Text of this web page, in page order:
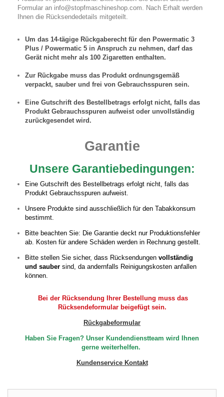
Formular an info@stopfmaschineshop.com. Nach Erhalt werden
Ihnen die Rücksendedetails mitgeteilt.
Um das 14-tägige Rückgaberecht für den Powermatic 3
Plus / Powermatic 5 in Anspruch zu nehmen, darf das
Gerät nicht mehr als 100 Zigaretten enthalten.
Zur Rückgabe muss das Produkt ordnungsgemäß
verpackt, sauber und frei von Gebrauchsspuren sein.
Eine Gutschrift des Bestellbetrags erfolgt nicht, falls das
Produkt Gebrauchsspuren aufweist oder unvollständig
zurückgesendet wird.
Garantie
Unsere Garantiebedingungen:
Eine Gutschrift des Bestellbetrags erfolgt nicht, falls das
Produkt Gebrauchsspuren aufweist.
Unsere Produkte sind ausschließlich für den Tabakkonsum
bestimmt.
Bitte beachten Sie: Die Garantie deckt nur Produktionsfehler
ab. Kosten für andere Schäden werden in Rechnung gestellt.
Bitte stellen Sie sicher, dass Rücksendungen vollständig
und sauber sind, da andernfalls Reinigungskosten anfallen
können.
Bei der Rücksendung Ihrer Bestellung muss das
Rücksendeformular beigefügt sein.
Rückgabeformular
Haben Sie Fragen? Unser Kundendienstteam wird Ihnen
gerne weiterhelfen.
Kundenservice Kontakt